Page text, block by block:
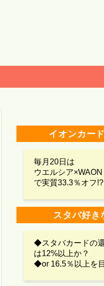
イオンカー
毎月20日は
ウエルシア
で実質33.3％オフ!?
スタバ好き
◆スタバカードの
は12%以上か？
◆or 16.5％以上を